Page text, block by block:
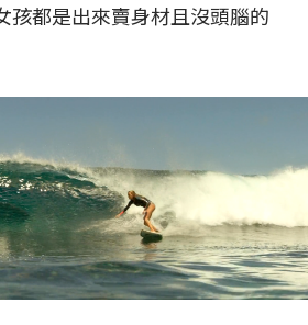
孩都是出來賣身材且沒頭腦的